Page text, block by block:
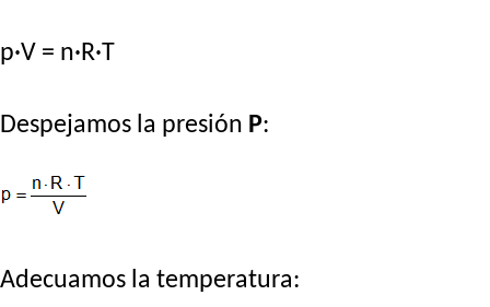
p·V = n·R·T
Despejamos la presión P:
Adecuamos la temperatura: